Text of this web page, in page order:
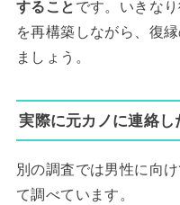
することです。いきな
を再構築しながら、復
ましょう。
実際に元カノに連絡し
別の調査では男性に向
て調べています。